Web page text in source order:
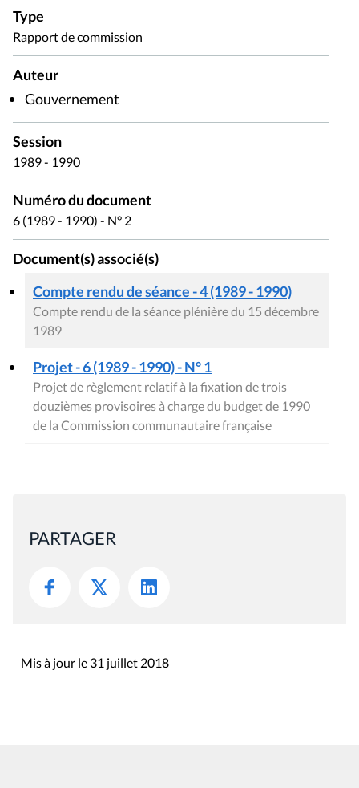
Type
Rapport de commission
Auteur
Gouvernement
Session
1989 - 1990
Numéro du document
6 (1989 - 1990) - N° 2
Document(s) associé(s)
Compte rendu de séance - 4 (1989 - 1990)
Compte rendu de la séance plénière du 15 décembre
1989
Projet - 6 (1989 - 1990) - N° 1
Projet de règlement relatif à la fixation de trois
douzièmes provisoires à charge du budget de 1990
de la Commission communautaire française
PARTAGER
Mis à jour le 31 juillet 2018